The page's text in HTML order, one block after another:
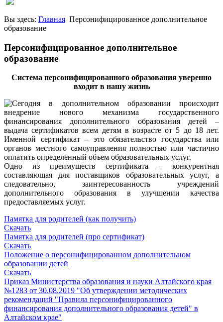
Вы здесь: Главная Персонифицированное дополнительное
образование
Персонифицированное дополнительное
образование
Система персонифицированного образования уверенно
входит в нашу жизнь
Сегодня в дополнительном образовании происходит
внедрение нового механизма государственного
финансирования дополнительного образования детей –
выдача сертификатов всем детям в возрасте от 5 до 18 лет.
Именной сертификат – это обязательство государства или
органов местного самоуправления полностью или частично
оплатить определенный объем образовательных услуг.
Одно из преимуществ сертификата – конкурентная
составляющая для поставщиков образовательных услуг, а
следовательно, заинтересованность учреждений
дополнительного образования в улучшении качества
предоставляемых услуг.
Памятка для родителей (как получить)
Скачать
Памятка для родителей (про сертификат)
Скачать
Положение о персонифицированном дополнительном
образовании детей
Скачать
Приказ Министерства образования и науки Алтайского края
№1283 от 30.08.2019 "Об утверждении методических
рекомендаций "Правила персонифицированного
финансирования дополнительного образования детей" в
Алтайском крае"